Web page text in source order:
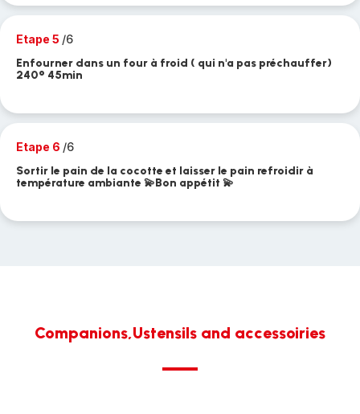
Etape 5 /6
Enfourner dans un four à froid ( qui n'a pas préchauffer)
240° 45min
Etape 6 /6
Sortir le pain de la cocotte et laisser le pain refroidir à
température ambiante 💫Bon appétit 💫
Companions,Ustensils and accessoiries